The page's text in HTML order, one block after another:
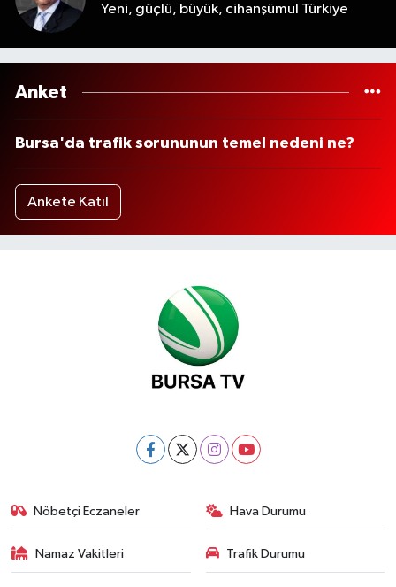
Yeni, güçlü, büyük, cihanşümul Türkiye
Anket
Bursa'da trafik sorununun temel nedeni ne?
Ankete Katıl
Nöbetçi Eczaneler Hava Durumu
Namaz Vakitleri Trafik Durumu